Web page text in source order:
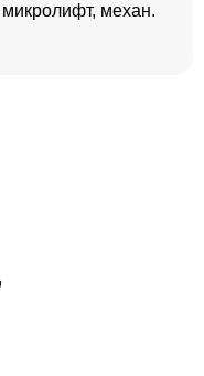
механ.